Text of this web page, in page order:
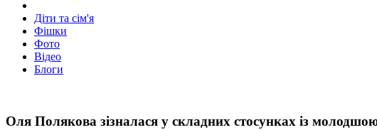
Діти та сім'я
Фішки
Фото
Відео
Блоги
Оля Полякова зізналася у складних стосунках із